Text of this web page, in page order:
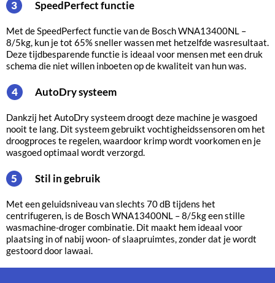
3 SpeedPerfect functie
Met de SpeedPerfect functie van de Bosch WNA13400NL –
8/5kg, kun je tot 65% sneller wassen met hetzelfde wasresultaat.
Deze tijdbesparende functie is ideaal voor mensen met een druk
schema die niet willen inboeten op de kwaliteit van hun was.
4 AutoDry systeem
Dankzij het AutoDry systeem droogt deze machine je wasgoed
nooit te lang. Dit systeem gebruikt vochtigheidssensoren om het
droogproces te regelen, waardoor krimp wordt voorkomen en je
wasgoed optimaal wordt verzorgd.
5 Stil in gebruik
Met een geluidsniveau van slechts 70 dB tijdens het
centrifugeren, is de Bosch WNA13400NL – 8/5kg een stille
wasmachine-droger combinatie. Dit maakt hem ideaal voor
plaatsing in of nabij woon- of slaapruimtes, zonder dat je wordt
gestoord door lawaai.